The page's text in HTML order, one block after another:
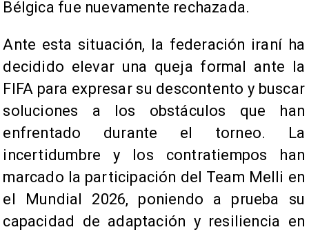
Bélgica fue nuevamente rechazada.
Ante esta situación, la federación iraní ha
decidido elevar una queja formal ante la
FIFA para expresar su descontento y buscar
soluciones a los obstáculos que han
enfrentado durante el torneo. La
incertidumbre y los contratiempos han
marcado la participación del Team Melli en
el Mundial 2026, poniendo a prueba su
capacidad de adaptación y resiliencia en